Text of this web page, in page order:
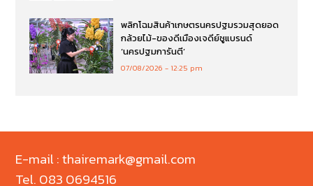
พลิกโฉมสินค้าเกษตรนครปฐมรวมสุดยอด
กล้วยไม้-ของดีเมืองเจดีย์ชูแบรนด์
‘นครปฐมการันตี’
07/08/2026 12:25 pm
E-mail : thairemark@gmail.com
Tel. 083 0694516